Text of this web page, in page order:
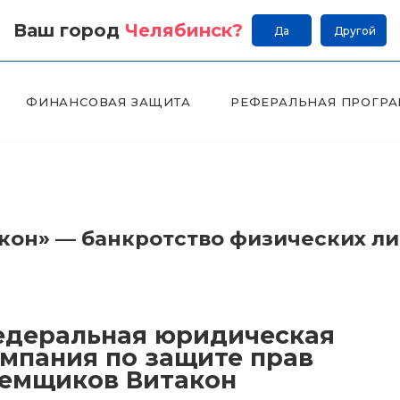
Ваш город Челябинск? Да Другой
ФИНАНСОВАЯ ЗАЩИТА РЕФЕРАЛЬНАЯ
— банкротство физических
юридическая
по защите прав
Витакон